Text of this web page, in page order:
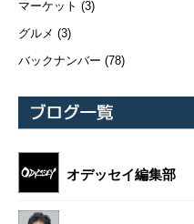
マーケット (3)
グルメ (3)
バックナンバー (78)
オデッセイ編集部